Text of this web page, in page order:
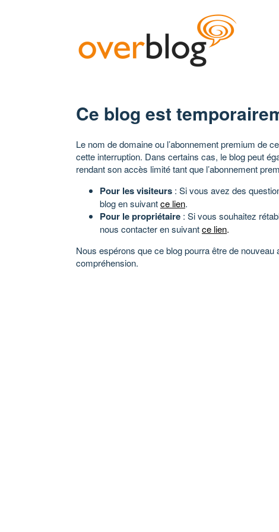
Ce blog est
Le nom de domaine ou l’abonnement premium de
cette interruption. Dans certains cas, le blog peut
rendant son accès limité tant que l’abonnement
Pour les visiteurs : Si vous avez des
blog en suivantce lien.
Pour le propriétaire : Si vous souhaitez
nous contacter en suivantce lien.
Nous espérons que ce blog pourra être de
compréhension.